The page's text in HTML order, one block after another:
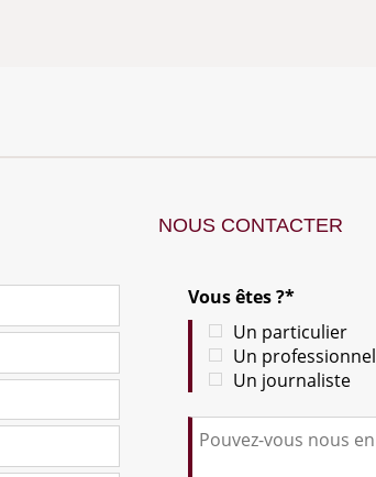
NOUS CONTACTER
Vous êtes ?*
Un particulier
Un professionnel
Un journaliste